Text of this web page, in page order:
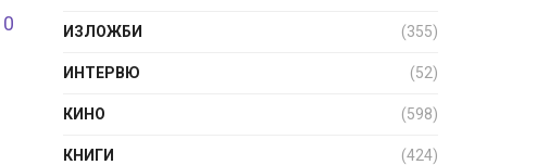
0 ИЗЛОЖБИ (355)
ИНТЕРВЮ (52)
КИНО (598)
КНИГИ (424)